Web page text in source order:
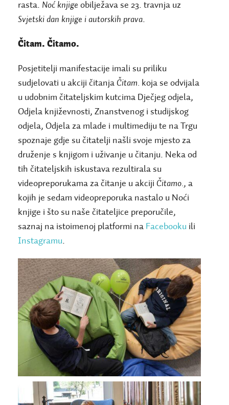
rasta. Noć knjige obilježava se 23. travnja uz
Svjetski dan knjige i autorskih prava.
Čitam. Čitamo.
Posjetitelji manifestacije imali su priliku
sudjelovati u akciji čitanja Čitam. koja se odvijala
u udobnim čitateljskim kutcima Dječjeg odjela,
Odjela književnosti, Znanstvenog i studijskog
odjela, Odjela za mlade i multimediju te na Trgu
spoznaje gdje su čitatelji našli svoje mjesto za
druženje s knjigom i uživanje u čitanju. Neka od
tih čitateljskih iskustava rezultirala su
videopreporukama za čitanje u akciji Čitamo., a
kojih je sedam videopreporuka nastalo u Noći
knjige i što su naše čitateljice preporučile,
saznaj na istoimenoj platformi na Facebooku ili
Instagramu.